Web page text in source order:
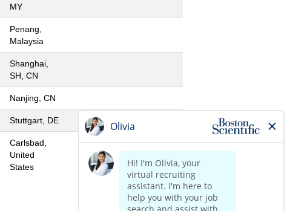
MY
Penang,
Malaysia
Shanghai,
SH, CN
Nanjing, CN
Stuttgart, DE
Carlsbad,
United
States